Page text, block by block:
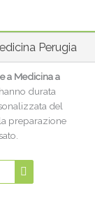
Perugia
a Medicina a
durata
del
preparazione